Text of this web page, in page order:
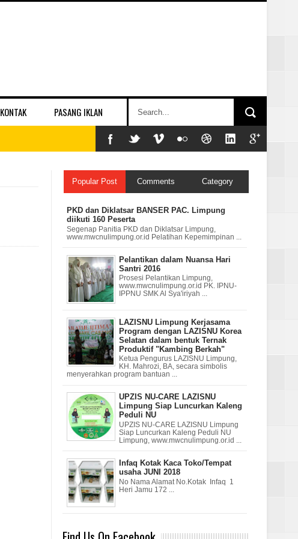
KONTAK PASANG IKLAN
Popular Post Comments Category
PKD dan Diklatsar BANSER PAC. Limpung
diikuti 160 Peserta
Segenap Panitia PKD dan Diklatsar Limpung,
www.mwcnulimpung.or.id Pelatihan Kepemimpinan ...
Pelantikan dalam Nuansa Hari
Santri 2016
Prosesi Pelantikan Limpung,
www.mwcnulimpung.or.id PK. IPNU-
IPPNU SMK Al Sya'iriyah ...
LAZISNU Limpung Kerjasama
Program dengan LAZISNU Korea
Selatan dalam bentuk Ternak
Produktif "Kambing Berkah"
Ketua Pengurus LAZISNU Limpung,
KH. Mahrozi, BA, secara simbolis
menyerahkan program bantuan ...
UPZIS NU-CARE LAZISNU
Limpung Siap Luncurkan Kaleng
Peduli NU
UPZIS NU-CARE LAZISNU Limpung
Siap Luncurkan Kaleng Peduli NU
Limpung, www.mwcnulimpung.or.id ...
Infaq Kotak Kaca Toko/Tempat
usaha JUNI 2018
No Nama Alamat No.Kotak Infaq 1
Heri Jamu 172 ...